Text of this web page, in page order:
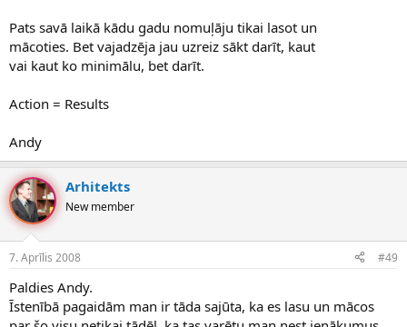
Pats savā laikā kādu gadu nomuļāju tikai lasot un
mācoties. Bet vajadzēja jau uzreiz sākt darīt, kaut
vai kaut ko minimālu, bet darīt.
Action = Results
Andy
Arhitekts
New member
7. Aprīlis 2008 #49
Paldies Andy.
Īstenībā pagaidām man ir tāda sajūta, ka es lasu un mācos